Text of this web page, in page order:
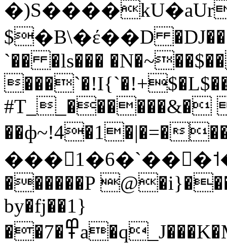
$�B\�έ��D
`�� �ls���
#T__������&�
��ф~!4�1�|�=�
������P
by�fj��1}
��7�߾a�q_J���K�M���ןw�Ǖ'�ڙ�Ih�.